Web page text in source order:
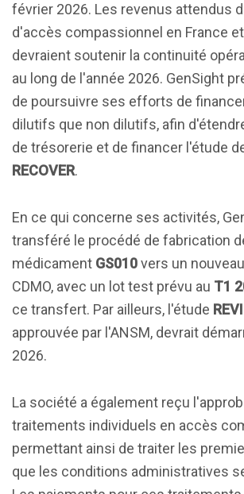
février 2026. Les revenus attendus
d'accès compassionnel en France et
devraient soutenir la continuité
au long de l'année 2026. GenSight
de poursuivre ses efforts de
dilutifs que non dilutifs, afin
de trésorerie et de financer l'étude
RECOVER.
En ce qui concerne ses activités,
transféré le procédé de fabrication
médicament GS010vers un
CDMO, avec un lot test prévu au T1
ce transfert. Par ailleurs, l'étude
approuvée par l'ANSM, devrait
2026.
La société a également reçu
traitements individuels en accès
permettant ainsi de traiter les
que les conditions administratives